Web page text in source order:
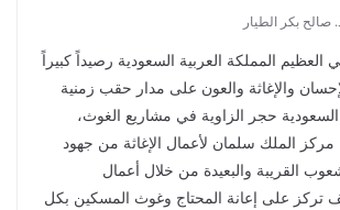
صالح بكر الطيار
العظيم المملكة العربية السعودية رصيداً كبيراً
والإغاثة والعون على مدار حقب زمنية
السعودية حجر الزاوية في مشاريع الغوث،
مركز الملك سلمان لأعمال الإغاثة من جهود
القريبة والبعيدة من خلال أعمال
تركز على إعانة المحتاج وغوث المسكين بكل